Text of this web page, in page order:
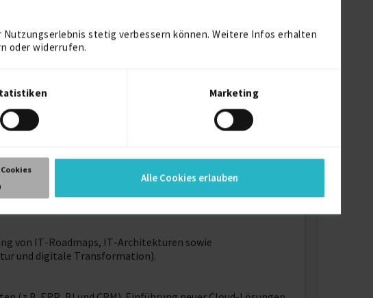
stetig verbessern können. Weitere Infos erhalten
oder widerrufen.
Marketing
Alle Cookies erlauben
von IT-Roadmaps, IT-Architekturen sowie
und digitale Transformation).